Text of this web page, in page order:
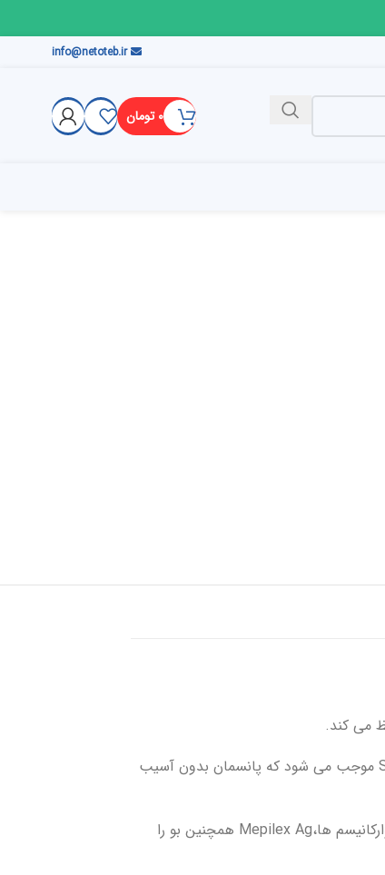
info@netoteb.ir
۰ تومان
می کند.
لایه Safetac لبه های زخم را می پوشاند و مانع نشت ترشحات به بافت های اطراف شده و خطر لیچ افتادن را به حداقل می رساند. لایه Safetac موجب می شود که پانسمان بدون آسیب
پانسمان فوم نقره دار مپیلکس مونلیکه پاتوژن های زخم را در طی ۳۰ دقیقه تا ۷ روز (با حفظ اثر بخشی) غیر فعال می کند. با کاهش تعداد میکروارکانیسم ها،Mepilex Ag همچنین بو را